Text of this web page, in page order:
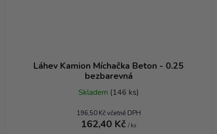
Láhev Kamion Míchačka Beton - 0.25
bezbarevná
Skladem (146 ks)
196,50 Kč včetně DPH
162,40 Kč / ks